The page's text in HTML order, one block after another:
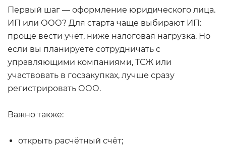
Первый шаг — оформление юридического лица.
ИП или ООО? Для старта чаще выбирают ИП:
проще вести учёт, ниже налоговая нагрузка. Но
если вы планируете сотрудничать с
управляющими компаниями, ТСЖ или
участвовать в госзакупках, лучше сразу
регистрировать ООО.
Важно также:
открыть расчётный счёт;